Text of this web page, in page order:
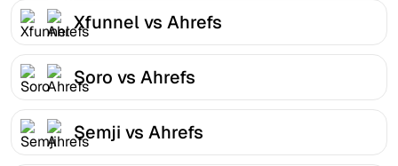
Xfunnel vs Ahrefs
Soro vs Ahrefs
Semji vs Ahrefs